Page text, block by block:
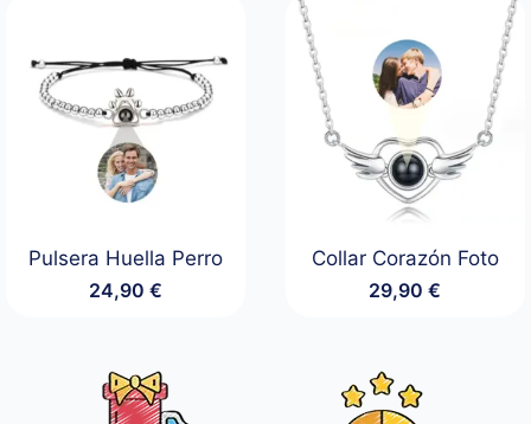
Pulsera Huella Perro
24,90€
Collar Corazón Foto
29,90€